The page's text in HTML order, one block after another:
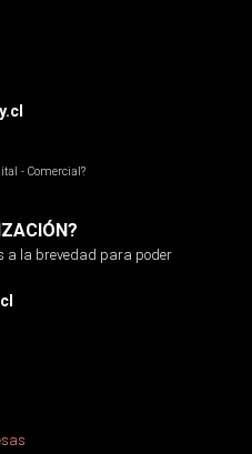
- Comercial?
a la brevedad para poder